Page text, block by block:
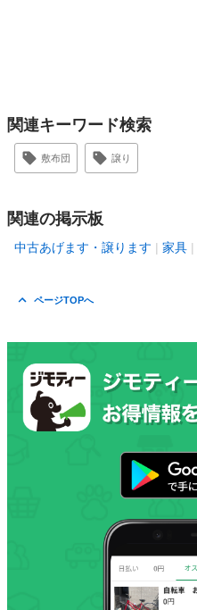
関連キーワード検索
敷布団 譲り
関連の掲示板
中古あげます・譲ります 家具
ページTOPへ